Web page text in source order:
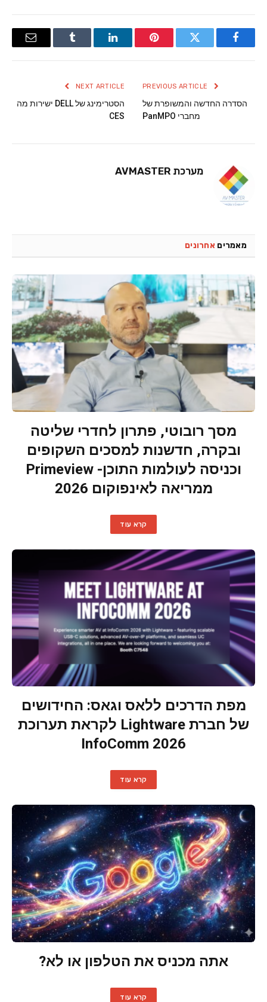
Facebook
Twitter
Pinterest
LinkedIn
Tumblr
Email
הסדרה החדשה והמשופרת של
מחברי PanMPO
NEXT ARTICLE
הסטרימינג של DELL ישירות מה
CES
מערכת AVMASTER
מאמרים אחרונים
מסך רובוטי, פתרון לחדרי שליטה
ובקרה, חדשנות למסכים השקופים
וכניסה לעולמות התוכן- Primeview
ממריאה לאינפוקום 2026
קרא עוד
מפת הדרכים ללאס וגאס: החידושים
של חברת Lightware לקראת תערוכת
InfoComm 2026
קרא עוד
אתה מכניס את הטלפון או לא?
קרא עוד